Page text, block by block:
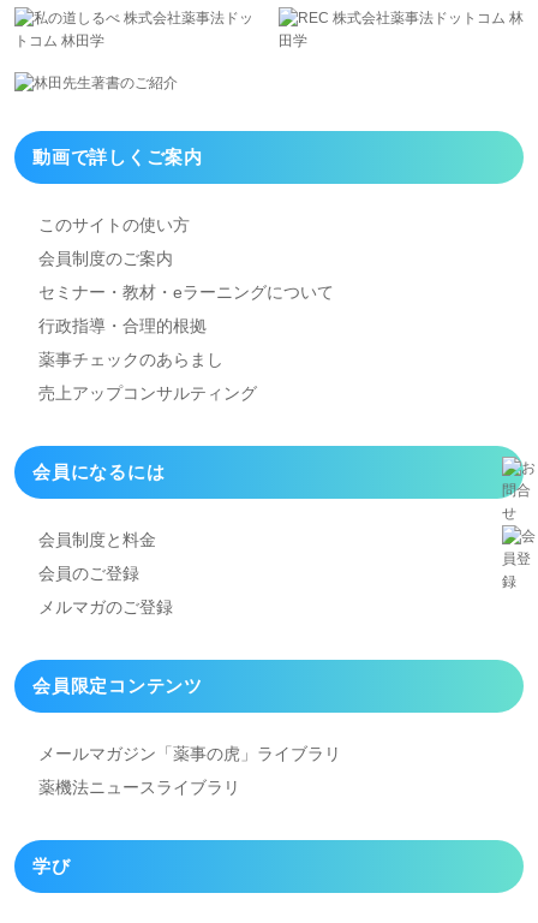
動画で詳しくご案内
このサイトの使い方
会員制度のご案内
セミナー・教材・eラーニングについて
行政指導・合理的根拠
薬事チェックのあらまし
売上アップコンサルティング
会員になるには
会員制度と料金
会員のご登録
メルマガのご登録
会員限定コンテンツ
メールマガジン「薬事の虎」 ライブラリ
薬機法ニュースライブラリ
学び